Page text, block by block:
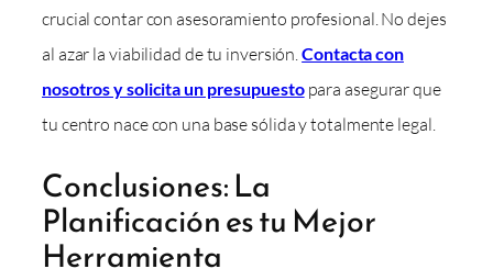
crucial contar con asesoramiento profesional. No dejes
al azar la viabilidad de tu inversión.Contacta con
nosotros y solicita un presupuestopara asegurar que
tu centro nace con una base sólida y totalmente legal.
Conclusiones: La
Planificación es tu Mejor
Herramienta